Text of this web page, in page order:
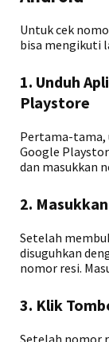
Untuk cek
bisa mengikuti
1. Unduh
Playstore
Pertama-tama,
Google
dan masukkan
2.
Setelah
disuguhkan
nomor resi.
3. Klik
Setelah nomor